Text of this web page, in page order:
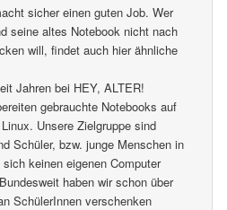
sicher einen guten Job. Wer
seine altes Notebook nicht nach
will, findet auch hier ähnliche
Jahren bei HEY, ALTER!
gebrauchte Notebooks auf
Unsere Zielgruppe sind
Schüler, bzw. junge Menschen in
keinen eigenen Computer
haben wir schon über
SchülerInnen verschenken